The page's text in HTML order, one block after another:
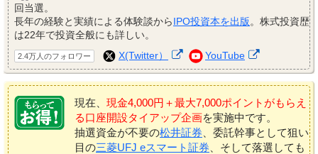
回当選。
長年の経験と実績による体験談からIPO投資本を出版。株式投資歴
は22年で投資全般にも詳しい。
2.4万人のフォロワー X(Twitter） YouTube
現在、 現金4,000円＋最大7,000ポイントがもらえ
る口座開設タイアップ企画を実施中です。
抽選資金が不要の松井証券 、委託幹事として狙い
目の三菱UFJ eスマート証券 、そして落選しても